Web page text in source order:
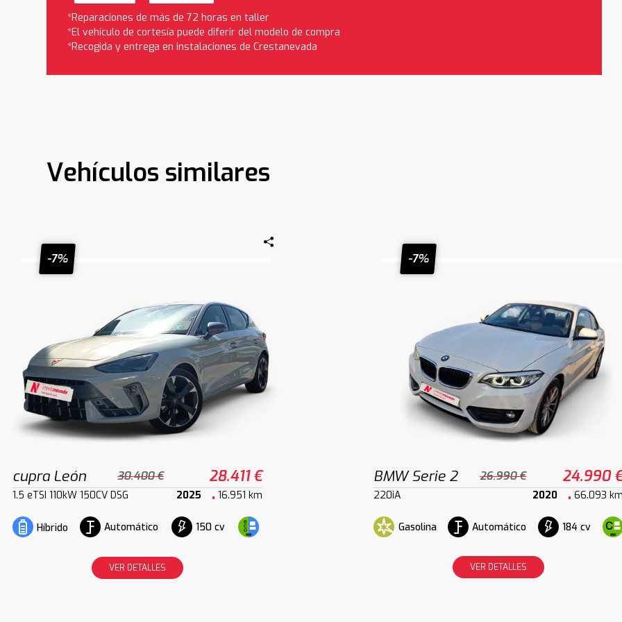
*Reparaciones de más de 72 horas en taller
*El vehículo de cortesía puede diferir del modelo de compra
*Recogida y entrega en instalaciones de Crestanevada
Vehículos similares
-7%
cupra León 30.400 € 28.411 €
1.5 eTSI 110kW 150CV DSG 2025 16.951 km
Híbrido Automático 150 cv
VER DETALLES
-7%
BMW Serie 2 26.990 € 24.990
220iA 2020 66.093
Gasolina Automático 184 cv
VER DETALLES